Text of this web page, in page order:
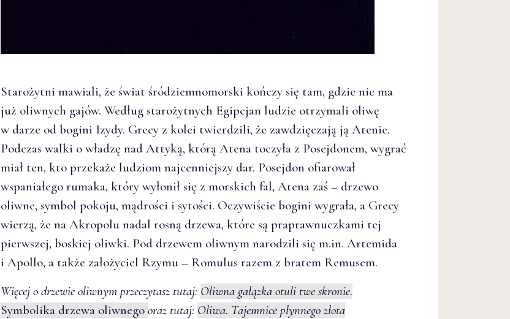
Starożytni mawiali, że świat śródziemnomorski kończy się tam, gdzie nie ma
już oliwnych gajów. Według starożytnych Egipcjan ludzie otrzymali oliwę
w darze od bogini Izydy. Grecy z kolei twierdzili, że zawdzięczają ją Atenie.
Podczas walki o władzę nad Attyką, którą Atena toczyła z Posejdonem, wygrać
miał ten, kto przekaże ludziom najcenniejszy dar. Posejdon ofiarował
wspaniałego rumaka, który wyłonił się z morskich fal, Atena zaś – drzewo
oliwne, symbol pokoju, mądrości i sytości. Oczywiście bogini wygrała, a Grecy
wierzą, że na Akropolu nadal rosną drzewa, które są praprawnuczkami tej
pierwszej, boskiej oliwki. Pod drzewem oliwnym narodzili się m.in. Artemida
i Apollo, a także założyciel Rzymu – Romulus razem z bratem Remusem.
Więcej o drzewie oliwnym przeczytasz tutaj: Oliwna gałązka otuli twe skronie.
Symbolika drzewa oliwnego oraz tutaj: Oliwa. Tajemnice płynnego złota